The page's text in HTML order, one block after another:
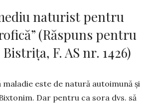
naturist pentru
(Răspuns pentru
F. AS nr. 1426)
maladie este de natură auto­imună şi
Dar pentru ca sora dvs. să